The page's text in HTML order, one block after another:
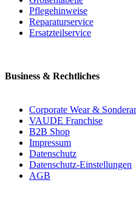
Pflegehinweise
Reparaturservice
Ersatzteilservice
Business & Rechtliches
Corporate Wear &
VAUDE Franchise
B2B Shop
Impressum
Datenschutz
Datenschutz-Einstellungen
AGB